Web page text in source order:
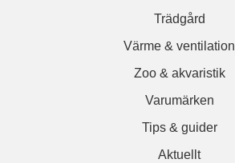
Trädgård
Värme & ventilation
Zoo & akvaristik
Varumärken
Tips & guider
Aktuellt